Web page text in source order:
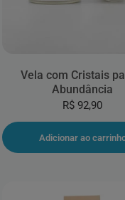
Vela com Cristais
Abundância
R$ 92,90
Adicionar ao